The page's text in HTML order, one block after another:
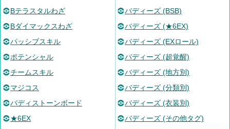
Bテラスタルわざ
Bダイマックスわざ
パッシブスキル
ポテンシャル
チームスキル
マジコス
バディストーンボード
★6EX
バディーズ (BSB)
バディーズ (★6EX)
バディーズ (EXロール)
バディーズ (超覚醒)
バディーズ (地方別)
バディーズ (分類別)
バディーズ (衣装別)
バディーズ (その他タグ)